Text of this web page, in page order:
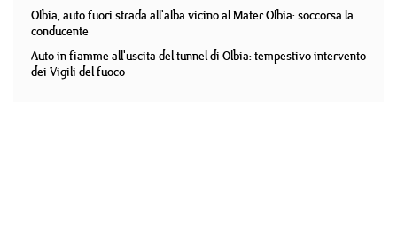
Olbia, auto fuori strada all'alba vicino al Mater Olbia: soccorsa la
conducente
Auto in fiamme all'uscita del tunnel di Olbia: tempestivo intervento
dei Vigili del fuoco